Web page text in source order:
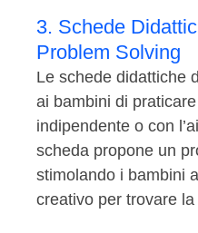
3. Schede
Problem Solving
Le schede didattiche
ai bambini di
indipendente o con
scheda propone un
stimolando i bambini
creativo per trovare